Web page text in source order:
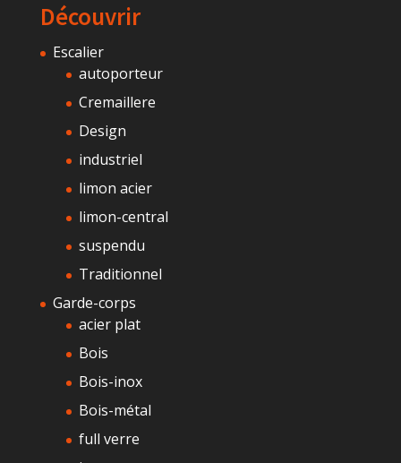
Découvrir
Escalier
autoporteur
Cremaillere
Design
industriel
limon acier
limon-central
suspendu
Traditionnel
Garde-corps
acier plat
Bois
Bois-inox
Bois-métal
full verre